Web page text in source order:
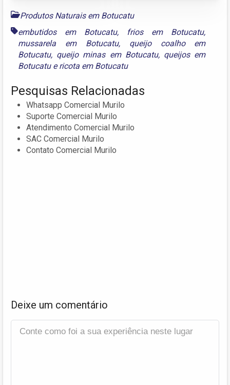
Produtos Naturais em Botucatu
embutidos em Botucatu, frios em Botucatu,
mussarela em Botucatu, queijo coalho em
Botucatu, queijo minas em Botucatu, queijos em
Botucatuericota em Botucatu
Pesquisas Relacionadas
Whatsapp Comercial Murilo
Suporte Comercial Murilo
Atendimento Comercial Murilo
SAC Comercial Murilo
Contato Comercial Murilo
Deixe um comentário